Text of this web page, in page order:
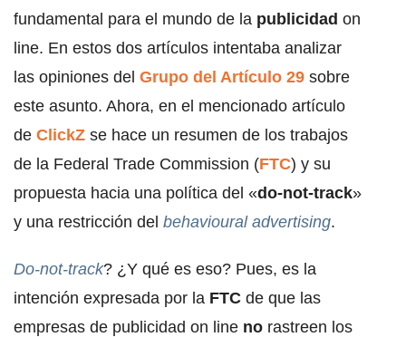
fundamental para el mundo de la publicidad on
line. En estos dos artículos intentaba analizar
las opiniones del Grupo del Artículo 29 sobre
este asunto. Ahora, en el mencionado artículo
de ClickZ se hace un resumen de los trabajos
de la Federal Trade Commission (FTC) y su
propuesta hacia una política del «do-not-track»
y una restricción del behavioural advertising.
Do-not-track? ¿Y qué es eso? Pues, es la
intención expresada por la FTC de que las
empresas de publicidad on line no rastreen los